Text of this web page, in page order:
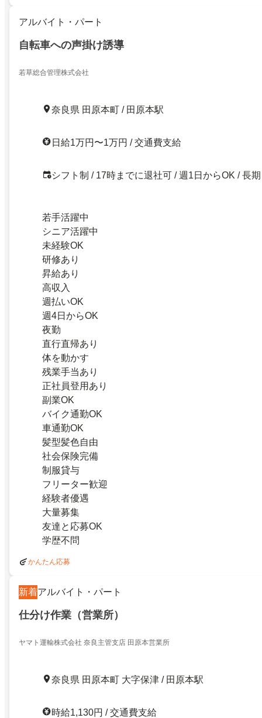
アルバイト・パート
自転車への声掛け誘導
若草総合管理株式会社
奈良県 田原本町 / 田原本駅
日給1万円〜1万円 / 交通費支給
シフト制 / 17時までに退社可 / 週1日からOK / 長期
若手活躍中
シニア活躍中
未経験OK
研修あり
昇給あり
高収入
週払いOK
週4日からOK
夜勤
直行直帰あり
体を動かす
残業手当あり
正社員登用あり
副業OK
バイク通勤OK
車通勤OK
髪型髪色自由
社会保険完備
制服貸与
フリーター歓迎
経験者優遇
大量募集
友達と応募OK
学歴不問
かんたん応募
新着アルバイト・パート
仕分け作業（営業所）
ヤマト運輸株式会社 奈良主管支店 田原本営業所
奈良県 田原本町 大字保津 / 田原本駅
時給1,130円 / 交通費支給